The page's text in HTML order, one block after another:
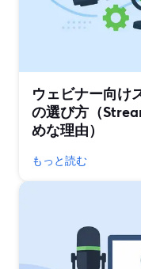
ウェビナー向け
の選び方（
めな理由）
もっと読む